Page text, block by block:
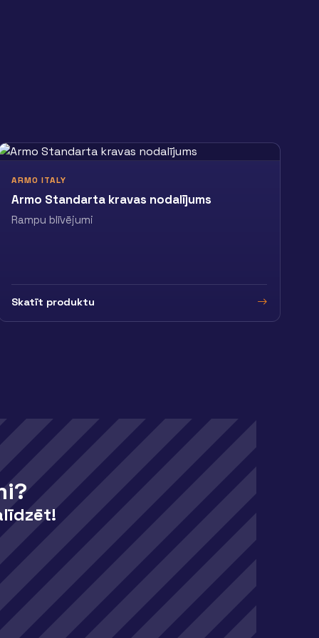
ARMO ITALY
Armo Standarta kravas nodalījums
Rampu blīvējumi
Skatīt produktu